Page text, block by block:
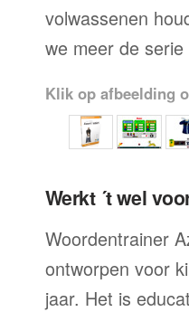
volwassenen
we meer de serie
Klik op afbeelding
Werkt ´t wel
Woordentrainer
ontworpen voor
jaar. Het is